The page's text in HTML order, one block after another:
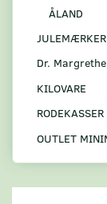
ÅLAND
JULEMÆRKER
Dr.
KILOVARE
RODEKASSER
OUTLET